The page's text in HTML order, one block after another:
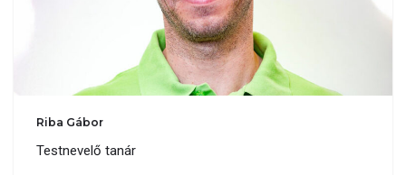
Riba Gábor
Testnevelő tanár